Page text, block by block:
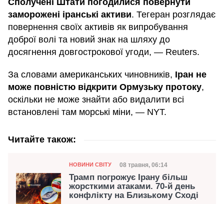
заморожені іранські активи. Тегеран розглядає
повернення своїх активів як випробування
доброї волі та новий знак на шляху до
досягнення довгострокової угоди, — Reuters.
За словами американських чиновників, Іран не
може повністю відкрити Ормузьку протоку,
оскільки не може знайти або видалити всі
встановлені там морські міни, — NYT.
Читайте також:
Категорія
НОВИНИ СВІТУ Дата публікації
08 травня, 06:14
Трамп погрожує Ірану більш
жорсткими атаками. 70-й день
конфлікту на Близькому Сході